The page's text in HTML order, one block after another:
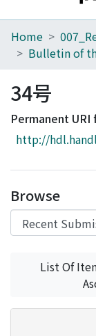
Home
Browse
Download
Access
Home
34号
Permanent
http://
Browse
List Of